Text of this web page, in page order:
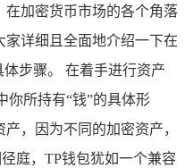
加密货币市场的各个角落
详细且全面地介绍一下在
步骤。 在着手进行资产
你所持有“钱”的具体形
，因为不同的加密资产，
庭，TP钱包犹如一个兼容